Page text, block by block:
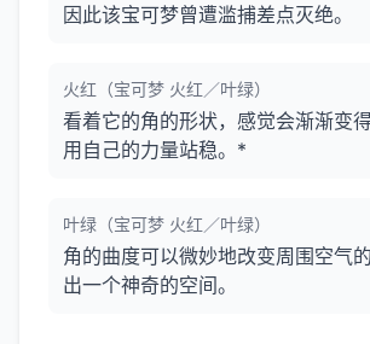
因此该宝可梦曾遭滥捕差点灭绝。
火红（宝可梦 火红／叶绿）
看着它的角的形状，感觉会渐渐变
用自己的力量站稳。*
叶绿（宝可梦 火红／叶绿）
角的曲度可以微妙地改变周围空气
出一个神奇的空间。